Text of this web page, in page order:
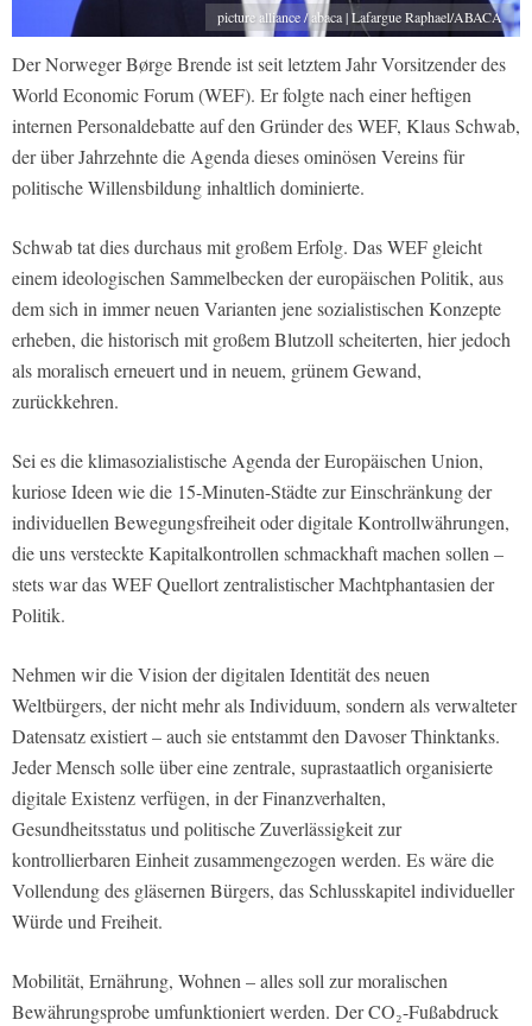
picture alliance / abaca | Lafargue Raphael/ABACA
Der Norweger Børge Brende ist seit letztem Jahr Vorsitzender des
World Economic Forum (WEF). Er folgte nach einer heftigen
internen Personaldebatte auf den Gründer des WEF, Klaus Schwab,
der über Jahrzehnte die Agenda dieses ominösen Vereins für
politische Willensbildung inhaltlich dominierte.
Schwab tat dies durchaus mit großem Erfolg. Das WEF gleicht
einem ideologischen Sammelbecken der europäischen Politik, aus
dem sich in immer neuen Varianten jene sozialistischen Konzepte
erheben, die historisch mit großem Blutzoll scheiterten, hier jedoch
als moralisch erneuert und in neuem, grünem Gewand,
zurückkehren.
Sei es die klimasozialistische Agenda der Europäischen Union,
kuriose Ideen wie die 15-Minuten-Städte zur Einschränkung der
individuellen Bewegungsfreiheit oder digitale Kontrollwährungen,
die uns versteckte Kapitalkontrollen schmackhaft machen sollen –
stets war das WEF Quellort zentralistischer Machtphantasien der
Politik.
Nehmen wir die Vision der digitalen Identität des neuen
Weltbürgers, der nicht mehr als Individuum, sondern als verwalteter
Datensatz existiert – auch sie entstammt den Davoser Thinktanks.
Jeder Mensch solle über eine zentrale, suprastaatlich organisierte
digitale Existenz verfügen, in der Finanzverhalten,
Gesundheitsstatus und politische Zuverlässigkeit zur
kontrollierbaren Einheit zusammengezogen werden. Es wäre die
Vollendung des gläsernen Bürgers, das Schlusskapitel individueller
Würde und Freiheit.
Mobilität, Ernährung, Wohnen – alles soll zur moralischen
Bewährungsprobe umfunktioniert werden. Der CO₂-Fußabdruck